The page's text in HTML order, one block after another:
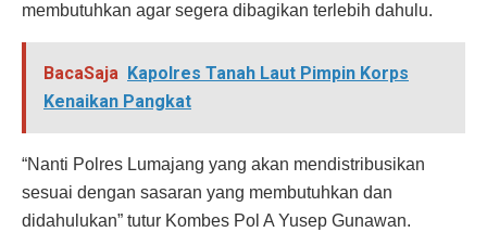
membutuhkan agar segera dibagikan terlebih dahulu.
BacaSaja Kapolres Tanah Laut Pimpin Korps
Kenaikan Pangkat
“Nanti Polres Lumajang yang akan mendistribusikan
sesuai dengan sasaran yang membutuhkan dan
didahulukan” tutur Kombes Pol A Yusep Gunawan.